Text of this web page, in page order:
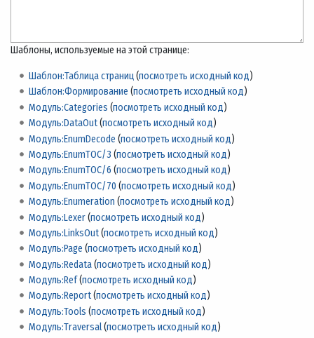
Шаблоны, используемые на этой странице:
Шаблон:Таблица страниц(посмотреть исходный код)
Шаблон:Формирование (посмотреть исходный код)
Модуль:Categories (посмотреть исходный код)
Модуль:DataOut(посмотреть исходный код)
Модуль:EnumDecode (посмотреть исходный код)
Модуль:EnumTOC/3 (посмотреть исходный код)
Модуль:EnumTOC/6 (посмотреть исходный код)
Модуль:EnumTOC/70 (посмотреть исходный код)
Модуль:Enumeration (посмотреть исходный код)
Модуль:Lexer(посмотреть исходный код)
Модуль:LinksOut(посмотреть исходный код)
Модуль:Page (посмотреть исходный код)
Модуль:Redata(посмотреть исходный код)
Модуль:Ref(посмотреть исходный код)
Модуль:Report(посмотреть исходный код)
Модуль:Tools (посмотреть исходный код)
Модуль:Traversal(посмотреть исходный код)